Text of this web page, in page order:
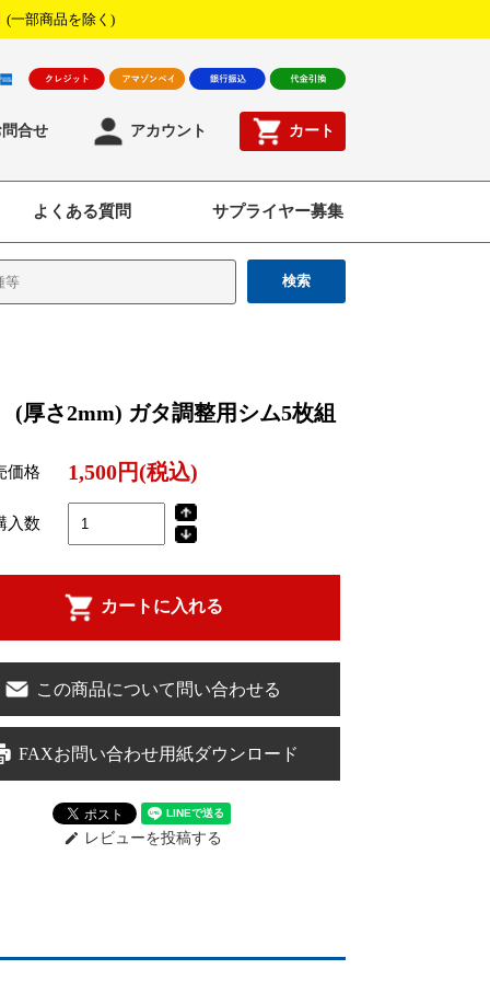
(一部商品を除く)
問合せ アカウント カート
よくある質問 サプライヤー募集
検索
厚さ2mm) ガタ調整用シム5枚組
価格 1,500円(税込)
入数
カートに入れる
この商品について問い合わせる
FAXお問い合わせ用紙ダウンロード
edit レビューを投稿する